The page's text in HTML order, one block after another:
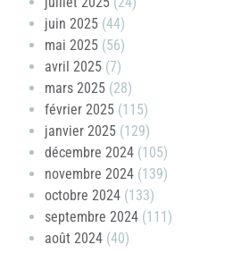
juin 2025 (44)
mai 2025 (56)
avril 2025 (7)
mars 2025 (28)
février 2025 (115)
janvier 2025 (129)
décembre 2024 (105)
novembre 2024 (139)
octobre 2024 (133)
septembre 2024 (111)
août 2024 (40)